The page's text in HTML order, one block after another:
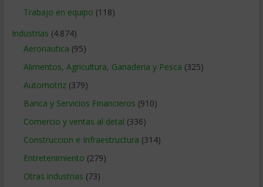
Trabajo en equipo (118)
Industrias (4.874)
Aeronautica (95)
Alimentos, Agricultura, Ganaderia y Pesca (325)
Automotriz(379)
Banca y Servicios Financieros (910)
Comercio y ventas al detal (336)
Construccion e Infraestructura (314)
Entretenimiento (279)
Otras industrias (73)